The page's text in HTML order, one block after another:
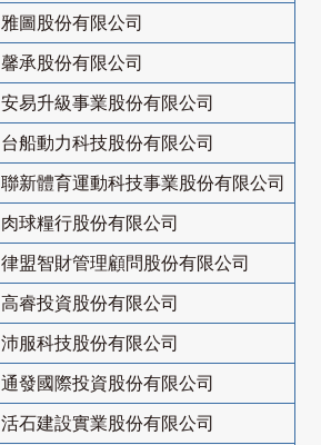
雅圖股份有限公司
馨承股份有限公司
安易升級事業股份有限公司
台船動力科技股份有限公司
聯新體育運動科技事業股份有限公司
肉球糧行股份有限公司
律盟智財管理顧問股份有限公司
高睿投資股份有限公司
沛服科技股份有限公司
通發國際投資股份有限公司
活石建設實業股份有限公司